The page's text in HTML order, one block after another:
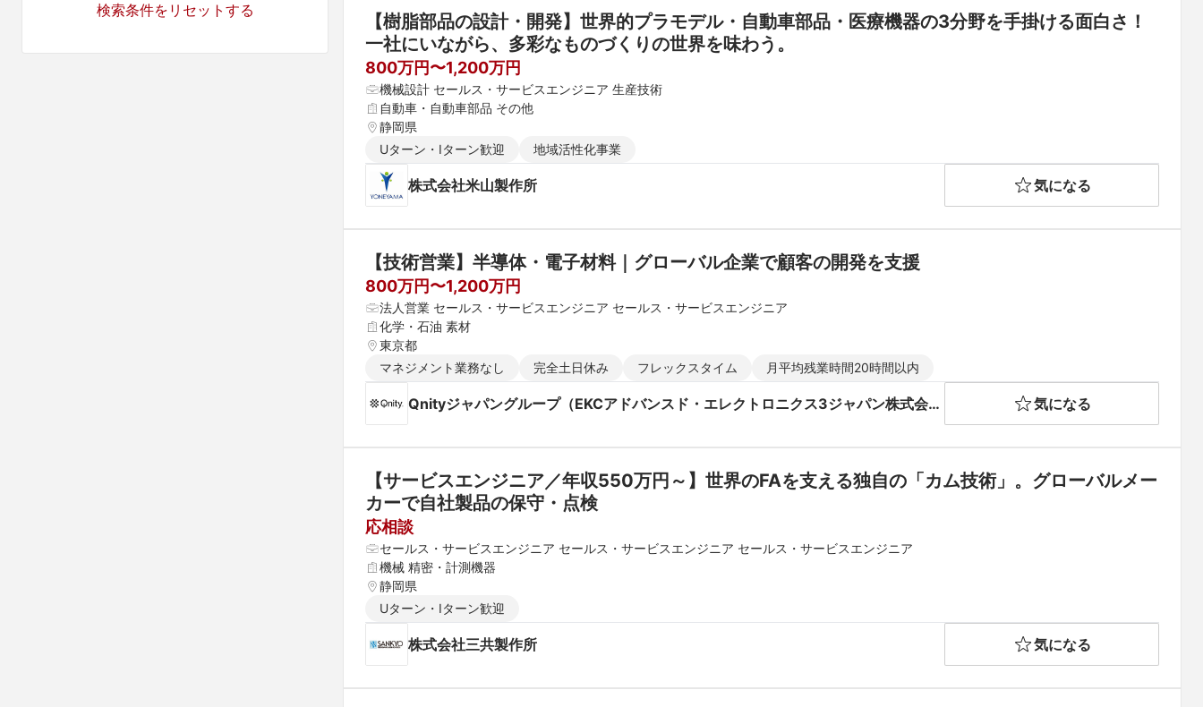
検索条件をリセットする
【樹脂部品の設計・開発】世界的プラモデル・自動車部品・医療機器の3分野を手掛ける面白さ！
一社にいながら、多彩なものづくりの世界を味わう。
800万円〜1,200万円
機械設計 セールス・サービスエンジニア 生産技術
自動車・自動車部品 その他
静岡県
Uターン・Iターン歓迎
地域活性化事業
株式会社米山製作所 気になる
【技術営業】半導体・電子材料｜グローバル企業で顧客の開発を支援
800万円〜1,200万円
法人営業 セールス・サービスエンジニア セールス・サービスエンジニア
化学・石油 素材
東京都
マネジメント業務なし
完全土日休み フレックスタイム 月平均残業時間20時間以内
Qnityジャパングループ（EKCアドバンスド・エレクトロニクス3ジャパン株式会
気になる
【サービスエンジニア／年収550万円～】世界のFAを支える独自の「カム技術」。グローバルメー
カーで自社製品の保守・点検
応相談
セールス・サービスエンジニア セールス・サービスエンジニア セールス・サービスエンジニア
機械 精密・計測機器
静岡県
Uターン・Iターン歓迎
株式会社三共製作所 気になる